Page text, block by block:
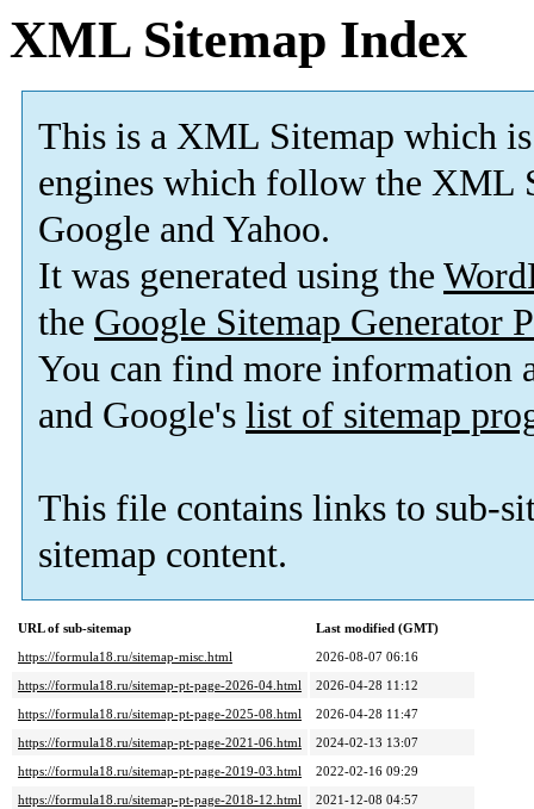
XML Sitemap Index
This is a XML Sitemap which is
engines which follow the XML
Google and Yahoo.
It was generated using the
the Google Sitemap Generator
You can find more information
and Google's list of sitemap
This file contains links to sub-
sitemap content.
URL of sub-sitemap
Last modified (GMT)
https://formula18.ru/sitemap-misc.html
2026-08-07 06:16
https://formula18.ru/sitemap-pt-page-2026-04.html
2026-04-28 11:12
https://formula18.ru/sitemap-pt-page-2025-08.html
2026-04-28 11:47
https://formula18.ru/sitemap-pt-page-2021-06.html
2024-02-13 13:07
https://formula18.ru/sitemap-pt-page-2019-03.html
2022-02-16 09:29
https://formula18.ru/sitemap-pt-page-2018-12.html
2021-12-08 04:57